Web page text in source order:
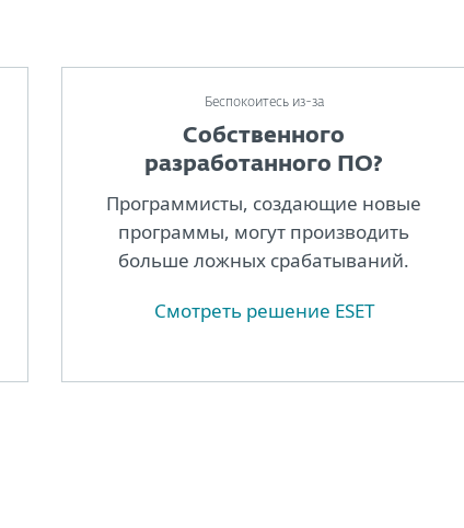
Беспокоитесь из-за
Собственного
разработанного ПО?
Программисты, создающие новые
программы, могут производить
больше ложных срабатываний.
Cмотреть решение ESET